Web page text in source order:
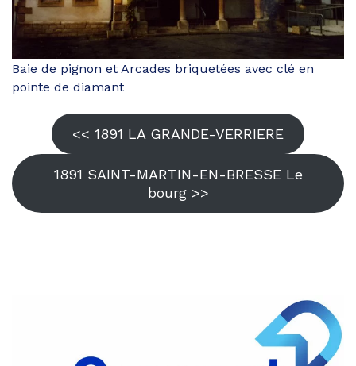
Baie de pignon et Arcades briquetées avec clé en
pointe de diamant
<< 1891 LA GRANDE-VERRIERE
1891 SAINT-MARTIN-EN-BRESSE Le
bourg >>
Facebook
Partager